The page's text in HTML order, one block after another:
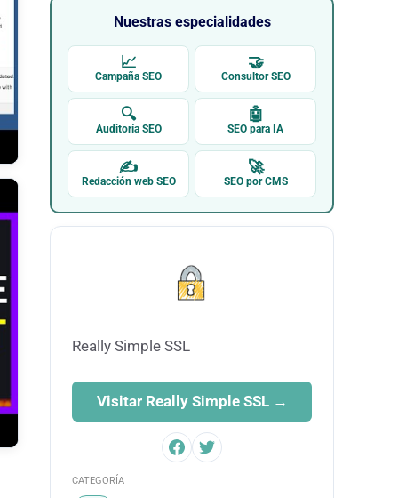
Nuestras especialidades
📈
Campaña SEO
🤝
Consultor SEO
🔍
Auditoría SEO
🤖
SEO para IA
✍
Redacción web SEO
🚀
SEO por CMS
Really Simple SSL
Visitar Really Simple SSL →
CATEGORÍA